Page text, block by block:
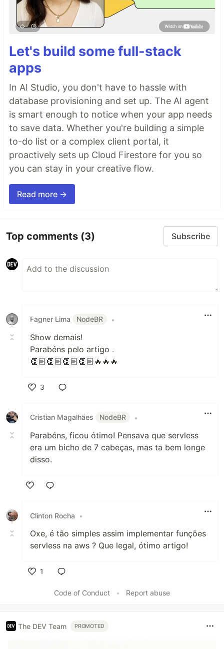
Let's build some full-stack
apps
In AI Studio, you don't have to hassle with
database provisioning and set up. The AI agent
is smart enough to notice when your app needs
to save data. Whether you're building a simple
to-do list or a complex client portal, it
proactively sets up Cloud Firestore for you so
you can stay in your creative flow.
Read more →
Top comments (3) Subscribe
Fagner Lima NodeBR •
Show demais!
Parabéns pelo artigo .
👏🏻👏🏻👏🏻👏🏻🔥🔥🔥
3
Cristian Magalhães
NodeBR •
Parabéns, ficou ótimo! Pensava que servless
era um bicho de 7 cabeças, mas ta bem longe
disso.
Clinton Rocha
•
Oxe, é tão simples assim implementar funções
servless na aws ? Que legal, ótimo artigo!
1
Code of Conduct
• Report abuse
The DEV Team PROMOTED